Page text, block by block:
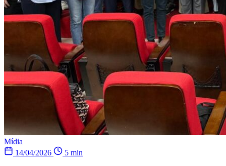
Mídia
14/04/2026
5 min